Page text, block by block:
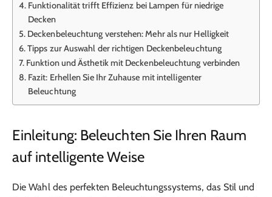
Funktionalität trifft Effizienz bei Lampen für niedrige
Decken
Deckenbeleuchtung verstehen: Mehr als nur Helligkeit
Tipps zur Auswahl der richtigen Deckenbeleuchtung
Funktion und Ästhetik mit Deckenbeleuchtung verbinden
Fazit: Erhellen Sie Ihr Zuhause mit intelligenter
Beleuchtung
Einleitung: Beleuchten Sie Ihren Raum
auf intelligente Weise
Die Wahl des perfekten Beleuchtungssystems, das Stil und